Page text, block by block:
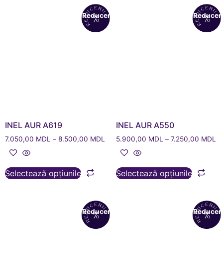
Reduceri!
INEL AUR A619
7.050,00 MDL – 8.500,00 MDL
Selectează opțiunile
INEL AUR A550
5.900,00 MDL – 7.250,00 MDL
Selectează opțiunile
Reduceri!